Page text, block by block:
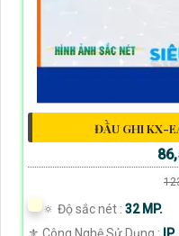
ĐẦU GHI KX-
🔅 Độ sắc nét : 32 MP.